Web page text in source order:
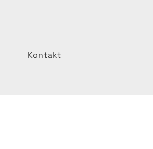
Kontakt